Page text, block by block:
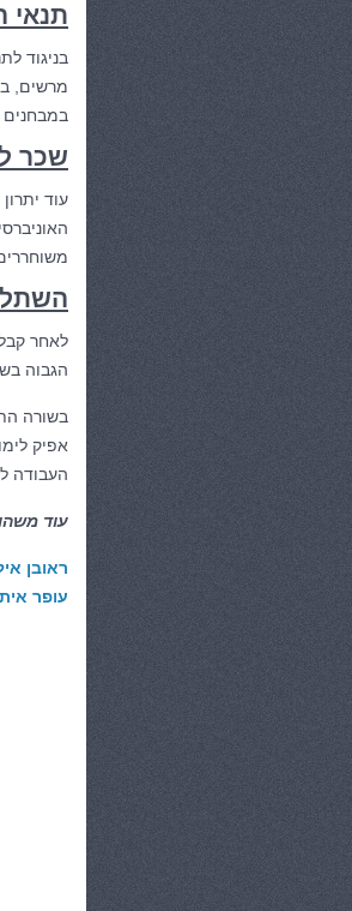
תנאי
בניגוד
מרשים,
במבחנים
שכר
עוד
לאחר
הגבוה
בשורה
אפיק
העבודה
עוד
ראובן
עופר